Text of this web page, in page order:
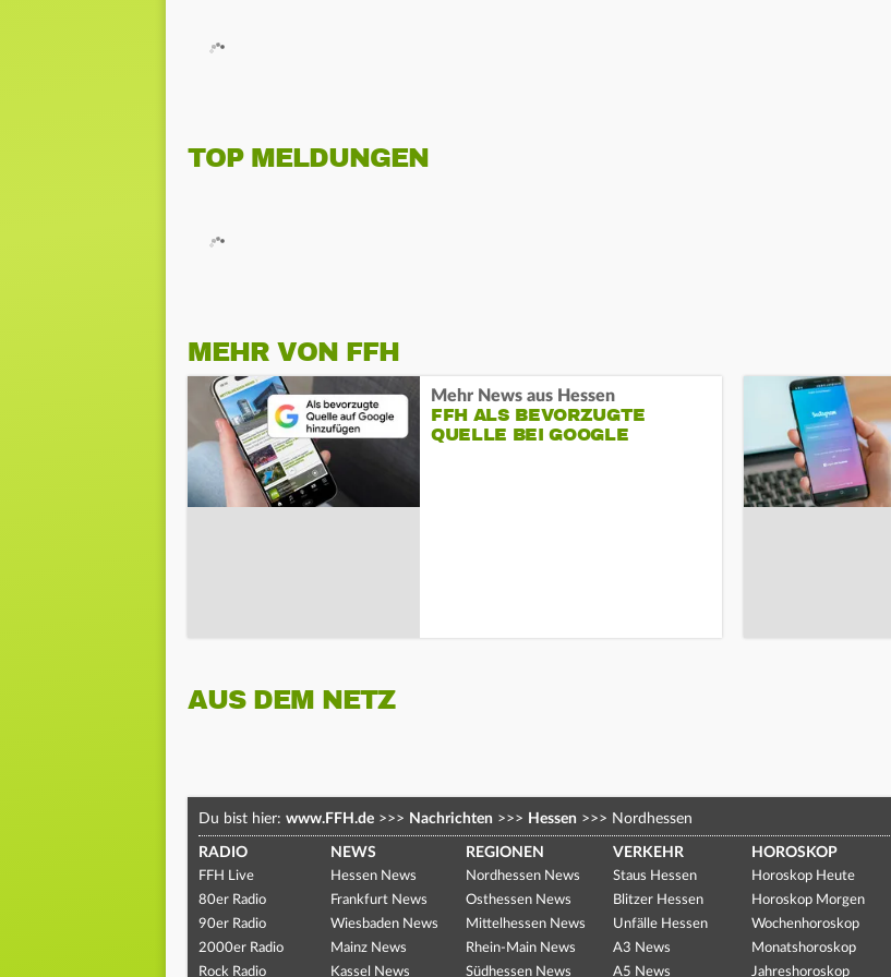
TOP MELDUNGEN
MEHR VON FFH
Mehr News aus Hessen
FFH ALS BEVORZUGTE
QUELLE BEI GOOGLE
AUS DEM NETZ
Du bist hier: www.FFH.de >>> Nachrichten >>> Hessen >>> Nordhessen
RADIO
FFH Live
80er Radio
90er Radio
2000er Radio
Rock Radio
NEWS
Hessen News
Frankfurt News
Wiesbaden News
Mainz News
Kassel News
REGIONEN
Nordhessen News
Osthessen News
Mittelhessen News
Rhein-Main News
Südhessen News
VERKEHR
Staus Hessen
Blitzer Hessen
Unfälle Hessen
A3 News
A5 News
HOROSKOP
Horoskop Heute
Horoskop Morgen
Wochenhoroskop
Monatshoroskop
Jahreshoroskop